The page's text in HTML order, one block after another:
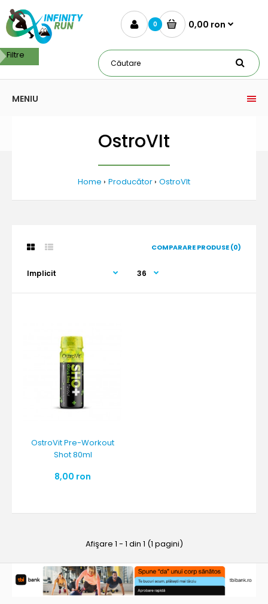
0 0,00 ron
MENIU
OstroVIt
Home Producător OstroVIt
COMPARARE PRODUSE (0)
OstroVit Pre-Workout
Shot 80ml
8,00 ron
Afişare 1 - 1 din 1 (1 pagini)
Filtre